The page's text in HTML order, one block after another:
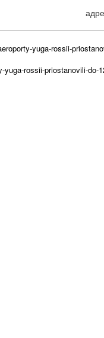
yuga-rossii-
rossii-priostanovili-do-